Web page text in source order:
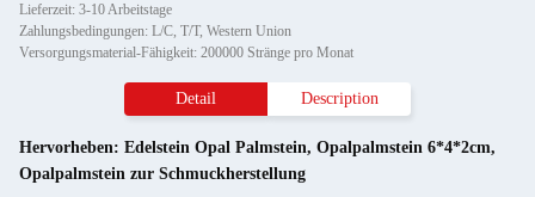
Lieferzeit: 3-10 Arbeitstage
Zahlungsbedingungen: L/C, T/T, Western Union
Versorgungsmaterial-Fähigkeit: 200000 Stränge pro Monat
Detail Description
Hervorheben: Edelstein Opal Palmstein, Opalpalmstein 6*4*2cm,
Opalpalmstein zur Schmuckherstellung